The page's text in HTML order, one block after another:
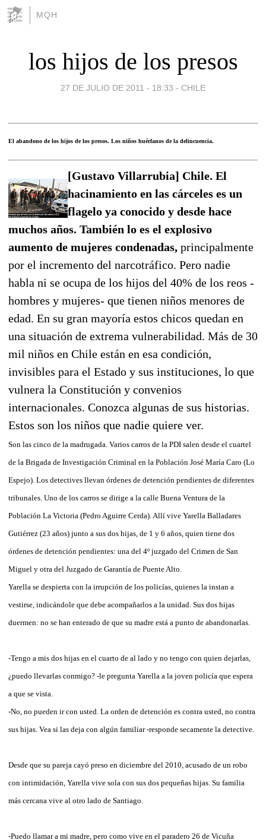
MQH
los hijos de los presos
27 DE JULIO DE 2011 - 18:33 - CHILE
El abandono de los hijos de los presos. Los niños huérfanos de la delincuencia.
[Gustavo Villarrubia] Chile. El
hacinamiento en las cárceles es un
flagelo ya conocido y desde hace
muchos años. También lo es el explosivo
aumento de mujeres condenadas, principalmente
por el incremento del narcotráfico. Pero nadie
habla ni se ocupa de los hijos del 40% de los reos -
hombres y mujeres- que tienen niños menores de
edad. En su gran mayoría estos chicos quedan en
una situación de extrema vulnerabilidad. Más de 30
mil niños en Chile están en esa condición,
invisibles para el Estado y sus instituciones, lo que
vulnera la Constitución y convenios
internacionales. Conozca algunas de sus historias.
Estos son los niños que nadie quiere ver.
Son las cinco de la madrugada. Varios carros de la PDI salen desde el cuartel
de la Brigada de Investigación Criminal en la Población José María Caro (Lo
Espejo). Los detectives llevan órdenes de detención pendientes de diferentes
tribunales. Uno de los carros se dirige a la calle Buena Ventura de la
Población La Victoria (Pedro Aguirre Cerda). Allí vive Yarella Balladares
Gutiérrez (23 años) junto a sus dos hijas, de 1 y 6 años, quien tiene dos
órdenes de detención pendientes: una del 4º juzgado del Crimen de San
Miguel y otra del Juzgado de Garantía de Puente Alto.
Yarella se despierta con la irrupción de los policías, quienes la instan a
vestirse, indicándole que debe acompañarlos a la unidad. Sus dos hijas
duermen: no se han enterado de que su madre está a punto de abandonarlas.
-Tengo a mis dos hijas en el cuarto de al lado y no tengo con quien dejarlas,
¿puedo llevarlas conmigo? -le pregunta Yarella a la joven policía que espera
a que se vista.
-No, no pueden ir con usted. La orden de detención es contra usted, no contra
sus hijas. Vea si las deja con algún familiar -responde secamente la detective.
Desde que su pareja cayó preso en diciembre del 2010, acusado de un robo
con intimidación, Yarella vive sola con sus dos pequeñas hijas. Su familia
más cercana vive al otro lado de Santiago.
-Puedo llamar a mi madre, pero como vive en el paradero 26 de Vicuña